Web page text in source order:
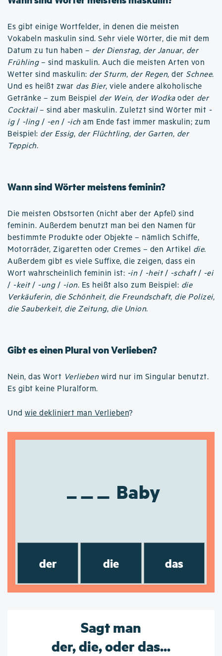
Es gibt einige Wortfelder, in denen die meisten
Vokabeln maskulin sind. Sehr viele Wörter, die mit dem
Datum zu tun haben – der Dienstag, der Januar, der
Frühling– sind maskulin. Auch die meisten Arten von
Wetter sind maskulin: der Sturm, der Regen, der Schnee.
Und es heißt zwar das Bier, viele andere alkoholische
Getränke – zum Beispiel der Wein, der Wodkaoder der
Cocktail– sind aber maskulin. Zuletzt sind Wörter mit -
ig/ -ling/ -en / -ich am Ende fast immer maskulin; zum
Beispiel: der Essig, der Flüchtling, der Garten, der
Teppich.
Wann sind Wörter meistens feminin?
Die meisten Obstsorten (nicht aber der Apfel) sind
feminin. Außerdem benutzt man bei den Namen für
bestimmte Produkte oder Objekte – nämlich Schiffe,
Motorräder, Zigaretten oder Cremes – den Artikel die.
Außerdem gibt es viele Suffixe, die zeigen, dass ein
Wort wahrscheinlich feminin ist: -in / -heit/ -schaft/ -ei
/ -keit/ -ung/ -ion. Es heißt also zum Beispiel: die
Verkäuferin, die Schönheit, die Freundschaft, die Polizei,
die Sauberkeit, die Zeitung, die Union.
Gibt es einen Plural von Verlieben?
Nein, das Wort Verlieben wird nur im Singular benutzt.
Es gibt keine Pluralform.
Und wie dekliniert man Verlieben?
Baby
der die das
Sagt man
der, die, oder das...